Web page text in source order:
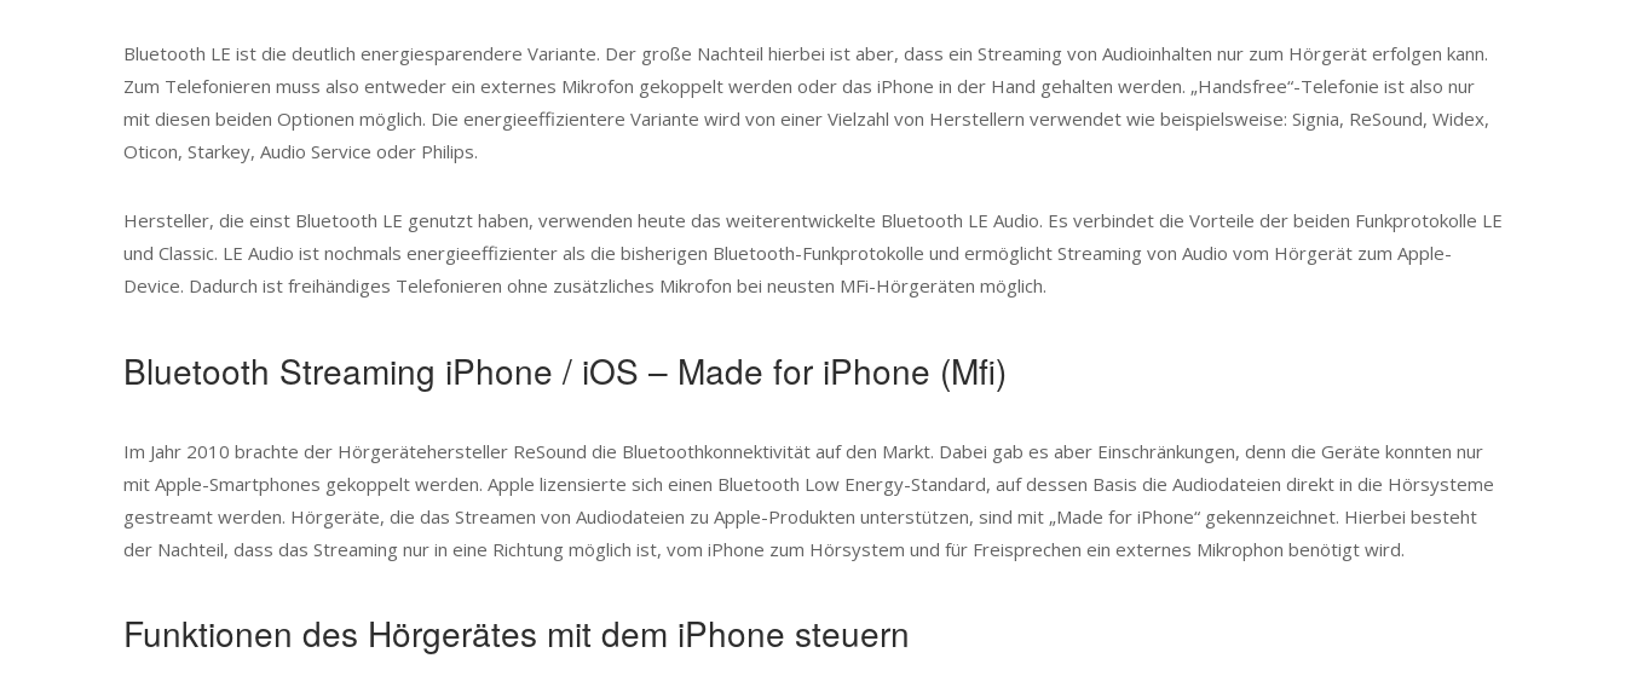
Bluetooth LE ist die deutlich energiesparendere Variante. Der große Nachteil hierbei ist aber, dass ein Streaming von Audioinhalten nur zum Hörgerät erfolgen kann.
Zum Telefonieren muss also entweder ein externes Mikrofon gekoppelt werden oder das iPhone in der Hand gehalten werden. „Handsfree“-Telefonie ist also nur
mit diesen beiden Optionen möglich. Die energieeffizientere Variante wird von einer Vielzahl von Herstellern verwendet wie beispielsweise: Signia, ReSound, Widex,
Oticon, Starkey, Audio Service oder Philips.
Hersteller, die einst Bluetooth LE genutzt haben, verwenden heute das weiterentwickelte Bluetooth LE Audio. Es verbindet die Vorteile der beiden Funkprotokolle LE
und Classic. LE Audio ist nochmals energieeffizienter als die bisherigen Bluetooth-Funkprotokolle und ermöglicht Streaming von Audio vom Hörgerät zum Apple-
Device. Dadurch ist freihändiges Telefonieren ohne zusätzliches Mikrofon bei neusten MFi-Hörgeräten möglich.
Bluetooth Streaming iPhone / iOS – Made for iPhone (Mfi)
Im Jahr 2010 brachte der Hörgerätehersteller ReSound die Bluetoothkonnektivität auf den Markt. Dabei gab es aber Einschränkungen, denn die Geräte konnten nur
mit Apple-Smartphones gekoppelt werden. Apple lizensierte sich einen Bluetooth Low Energy-Standard, auf dessen Basis die Audiodateien direkt in die Hörsysteme
gestreamt werden. Hörgeräte, die das Streamen von Audiodateien zu Apple-Produkten unterstützen, sind mit „Made for iPhone“ gekennzeichnet. Hierbei besteht
der Nachteil, dass das Streaming nur in eine Richtung möglich ist, vom iPhone zum Hörsystem und für Freisprechen ein externes Mikrophon benötigt wird.
Funktionen des Hörgerätes mit dem iPhone steuern